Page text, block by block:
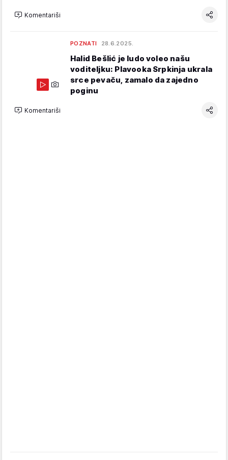
Komentariši
POZNATI 28.6.2025.
Halid Bešlić je ludo voleo našu
voditeljku: Plavooka Srpkinja ukrala
srce pevaču, zamalo da zajedno
poginu
Komentariši